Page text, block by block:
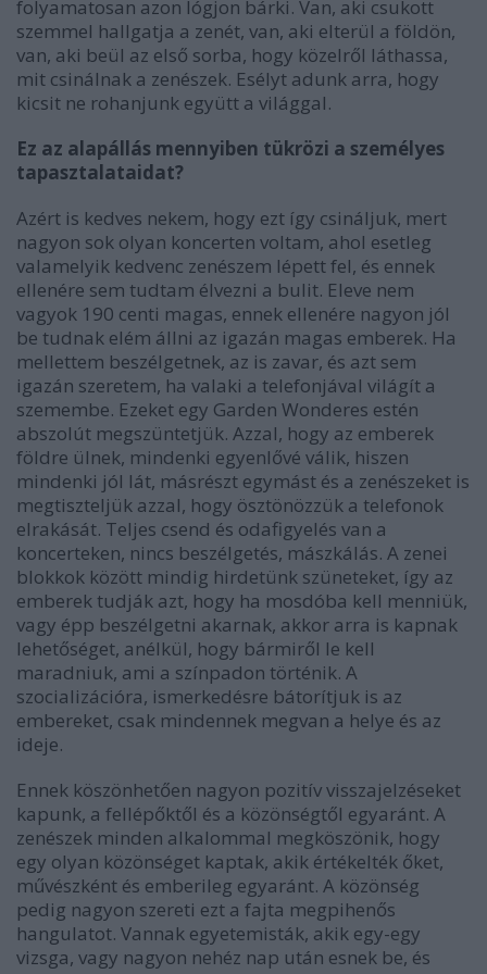
folyamatosan azon lógjon bárki. Van, aki csukott
szemmel hallgatja a zenét, van, aki elterül a földön,
van, aki beül az első sorba, hogy közelről láthassa,
mit csinálnak a zenészek. Esélyt adunk arra, hogy
kicsit ne rohanjunk együtt a világgal.
Ez az alapállás mennyiben tükrözi a személyes
tapasztalataidat?
Azért is kedves nekem, hogy ezt így csináljuk, mert
nagyon sok olyan koncerten voltam, ahol esetleg
valamelyik kedvenc zenészem lépett fel, és ennek
ellenére sem tudtam élvezni a bulit. Eleve nem
vagyok 190 centi magas, ennek ellenére nagyon jól
be tudnak elém állni az igazán magas emberek. Ha
mellettem beszélgetnek, az is zavar, és azt sem
igazán szeretem, ha valaki a telefonjával világít a
szemembe. Ezeket egy Garden Wonderes estén
abszolút megszüntetjük. Azzal, hogy az emberek
földre ülnek, mindenki egyenlővé válik, hiszen
mindenki jól lát, másrészt egymást és a zenészeket is
megtiszteljük azzal, hogy ösztönözzük a telefonok
elrakását. Teljes csend és odafigyelés van a
koncerteken, nincs beszélgetés, mászkálás. A zenei
blokkok között mindig hirdetünk szüneteket, így az
emberek tudják azt, hogy ha mosdóba kell menniük,
vagy épp beszélgetni akarnak, akkor arra is kapnak
lehetőséget, anélkül, hogy bármiről le kell
maradniuk, ami a színpadon történik. A
szocializációra, ismerkedésre bátorítjuk is az
embereket, csak mindennek megvan a helye és az
ideje.
Ennek köszönhetően nagyon pozitív visszajelzéseket
kapunk, a fellépőktől és a közönségtől egyaránt. A
zenészek minden alkalommal megköszönik, hogy
egy olyan közönséget kaptak, akik értékelték őket,
művészként és emberileg egyaránt. A közönség
pedig nagyon szereti ezt a fajta megpihenős
hangulatot. Vannak egyetemisták, akik egy-egy
vizsga, vagy nagyon nehéz nap után esnek be, és